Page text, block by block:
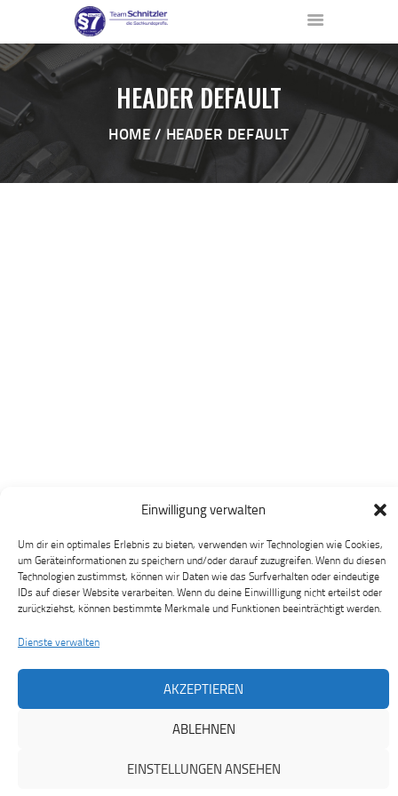
Einwilligung verwalten
Um dir ein optimales Erlebnis zu bieten, verwenden wir Technologien wie Cookies,
um Geräteinformationen zu speichern und/oder darauf zuzugreifen. Wenn du diesen
Technologien zustimmst, können wir Daten wie das Surfverhalten oder eindeutige
IDs auf dieser Website verarbeiten. Wenn du deine Einwillligung nicht erteilst oder
zurückziehst, können bestimmte Merkmale und Funktionen beeinträchtigt werden.
Dienste verwalten
AKZEPTIEREN
ABLEHNEN
EINSTELLUNGEN ANSEHEN
HEADER DEFAULT
HOME HEADER DEFAULT